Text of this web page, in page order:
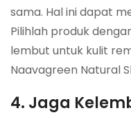
sama. Hal ini dapat
Pilihlah produk
lembut untuk kulit
Naavagreen Natural
4. Jaga